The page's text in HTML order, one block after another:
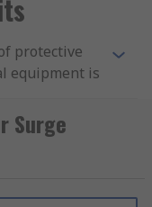
protective
equipment is
an
often built
they are
Surge